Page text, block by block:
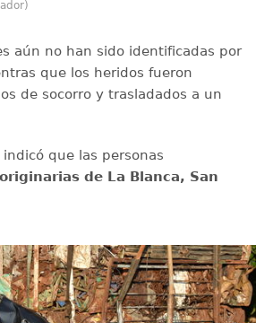
aún no han sido identificadas por
que los heridos fueron
de socorro y trasladados a un
que las personas
originarias de La Blanca, San